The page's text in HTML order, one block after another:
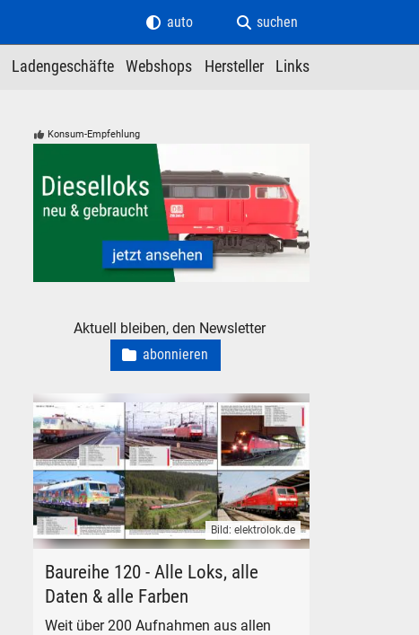
Ladengeschäfte Webshops Hersteller Links
suchen
auto
Konsum-Empfehlung
Aktuell bleiben, den Newsletter
abonnieren
Bild: elektrolok.de
Baureihe 120 - Alle Loks, alle
Daten & alle Farben
Weit über 200 Aufnahmen aus allen